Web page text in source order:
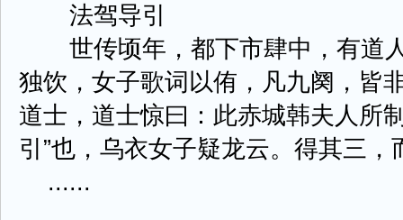
法驾导引
世传顷年，都下市肆中，有道
独饮，女子歌词以侑，凡九阕，皆
道士，道士惊曰：此赤城韩夫人所
引”也，乌衣女子疑龙云。得其三
......